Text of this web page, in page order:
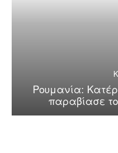
Ρουμανία:
παραβίασε